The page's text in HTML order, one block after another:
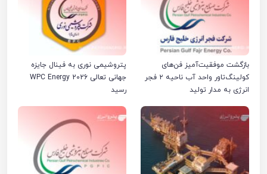
بازگشت موفقیت‌آمیز فن‌های
کولینگ‌تاور واحد آب ناحیه ۲ فجر
انرژی به مدار تولید
پتروشیمی نوری به فینال جایزه
جهانی تعالی WPC Energy 2026
رسید